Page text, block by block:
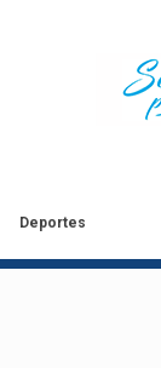
Deportes